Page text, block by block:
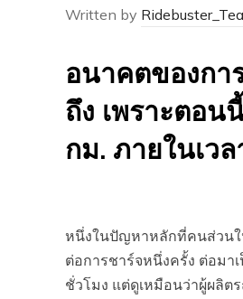
Written by
อนาคตของกา
ถึง เพราะตอ
กม. ภายในเว
หนึ่งในปัญหาหลักที่คนส่วนใ
ต่อการชาร์จหนึ่งครั้ง ต่อมา
ชั่วโมง แต่ดูเหมือนว่าผู้ผลิต